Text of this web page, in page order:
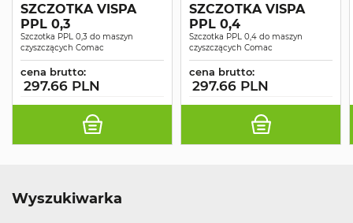
SZCZOTKA VISPA
PPL 0,3
Szczotka PPL 0,3 do maszyn
czyszczących Comac
cena brutto:
297.66 PLN
SZCZOTKA VISPA
PPL 0,4
Szczotka PPL 0,4 do maszyn
czyszczących Comac
cena brutto:
297.66 PLN
Wyszukiwarka